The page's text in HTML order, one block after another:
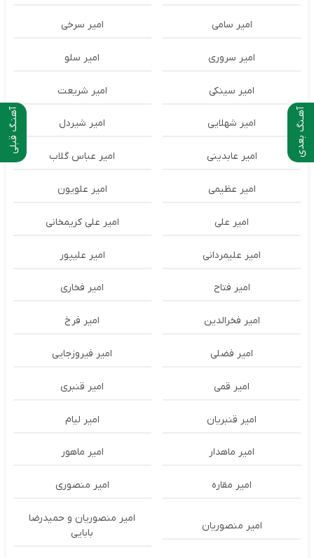
آهنـگ قبلی آهـنگ بعدی
امیر سامی امیر سرخی
امیر سروری امیر سلو
امیر سینکی امیر شریعت
امیر شهلایی امیر شیردل
امیر عابدینی امیر عباس گلاب
امیر عظیمی امیر علویون
امیر علی امیر علی کریمخانی
امیر علیمردانی امیر علیپور
امیر فتاح امیر فخاری
امیر فخرالدین امیر فرخ
امیر فضلی امیر فیروزجایی
امیر قمی امیر قنبری
امیر قنبریان امیر لیام
امیر ماهدار امیر ماهور
امیر مقاره امیر منصوری
امیر منصوریان
امیر منصوریان و حمیدرضا
بابایی